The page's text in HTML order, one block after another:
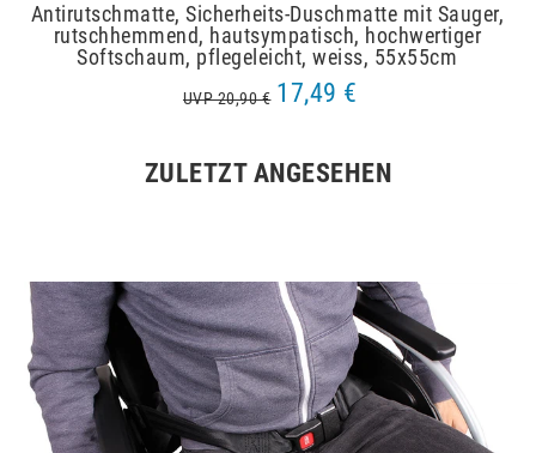
Antirutschmatte, Sicherheits-Duschmatte mit Sauger,
rutschhemmend, hautsympatisch, hochwertiger
Softschaum, pflegeleicht, weiss, 55x55cm
UVP 20,90 € 17,49 €
ZULETZT ANGESEHEN